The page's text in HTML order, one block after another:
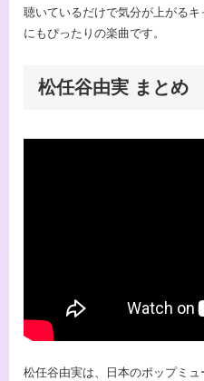
聴いているだけで気分が上がる
にもぴったりの楽曲です。
松任谷由実 まとめ
松任谷由実は、日本のポップミ